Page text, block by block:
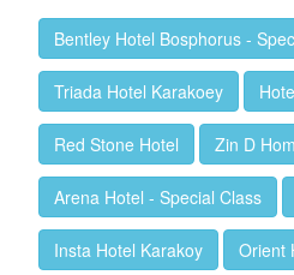
Bentley Hotel Bosphorus -
Triada Hotel Karakoey
Red Stone Hotel Zin D
Arena Hotel - Special Class
Insta Hotel Karakoy Orient